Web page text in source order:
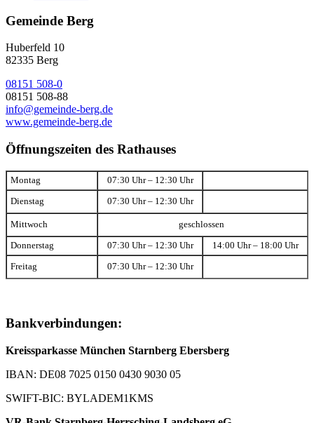
Gemeinde Berg
Huberfeld 10
82335 Berg
08151 508-0
08151 508-88
info@gemeinde-berg.de
www.gemeinde-berg.de
Öffnungszeiten des Rathauses
Montag 07:30 Uhr – 12:30 Uhr
Dienstag 07:30 Uhr – 12:30 Uhr
Mittwoch geschlossen
Donnerstag 07:30 Uhr – 12:30 Uhr 14:00 Uhr – 18:00 Uhr
Freitag 07:30 Uhr – 12:30 Uhr
Bankverbindungen:
Kreissparkasse München Starnberg Ebersberg
IBAN: DE08 7025 0150 0430 9030 05
SWIFT-BIC: BYLADEM1KMS